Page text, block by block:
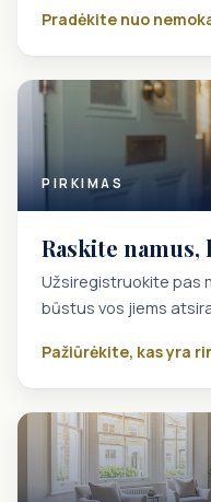
Pradėkite nuo
PIRKIMAS
Raskite
Užsiregistruokite pas
būstus vos jiems
Pažiūrėkite, kas yra